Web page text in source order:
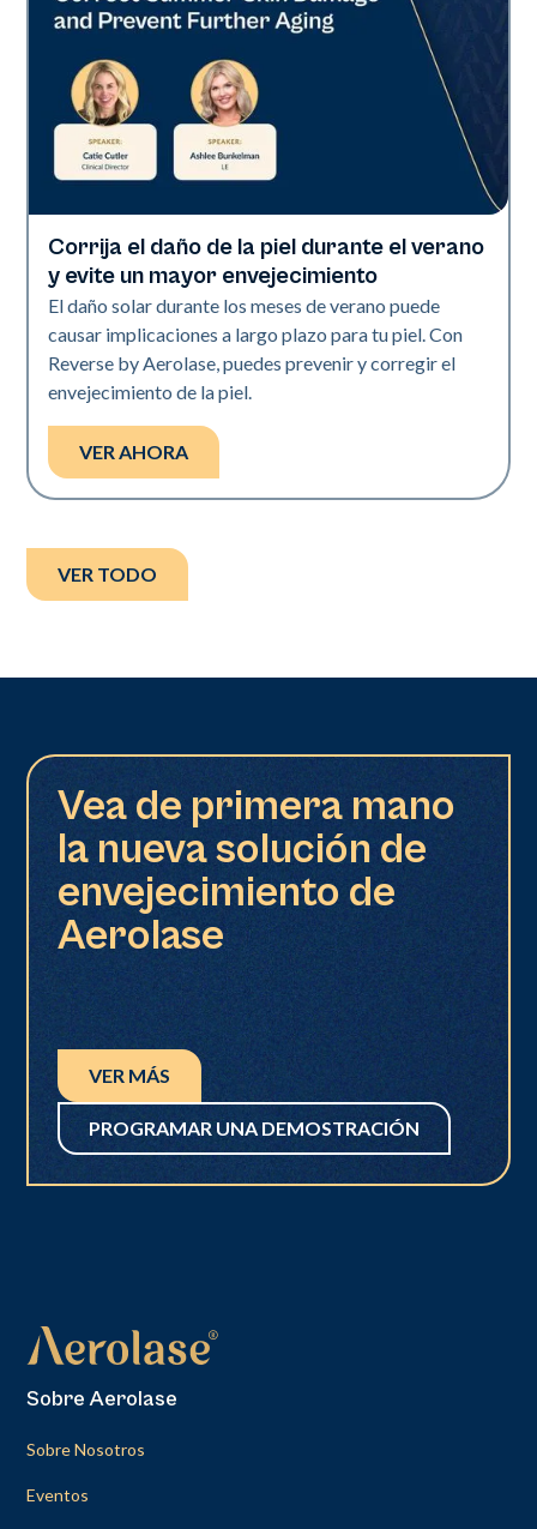
Neo + Era | Presentaciones
Corrija el daño de la piel durante el verano
y evite un mayor envejecimiento
El daño solar durante los meses de verano puede
causar implicaciones a largo plazo para tu piel. Con
Reverse by Aerolase, puedes prevenir y corregir el
envejecimiento de la piel.
VER AHORA
VER TODO
Vea de primera mano
la nueva solución de
envejecimiento de
Aerolase
VER MÁS
PROGRAMAR UNA DEMOSTRACIÓN
Sobre Aerolase
Sobre Nosotros
Eventos